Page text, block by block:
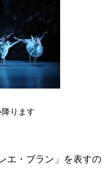
ります
エ・ブラン」を表すの